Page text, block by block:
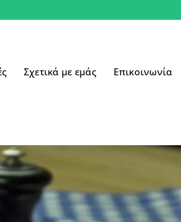
Σχετικά με εμάς Επικοινωνία